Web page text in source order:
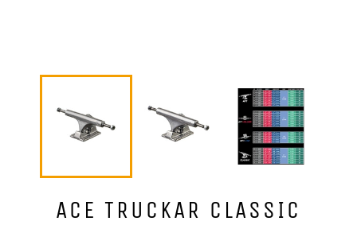
ACE TRUCKAR CLASSIC